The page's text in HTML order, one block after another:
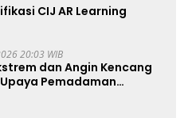
CIJ AR Learning
20:03 WIB
dan Angin Kencang
Pemadaman